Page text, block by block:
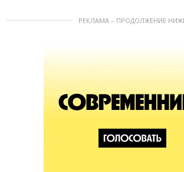
РЕКЛАМА – ПРОДОЛЖЕНИЕ